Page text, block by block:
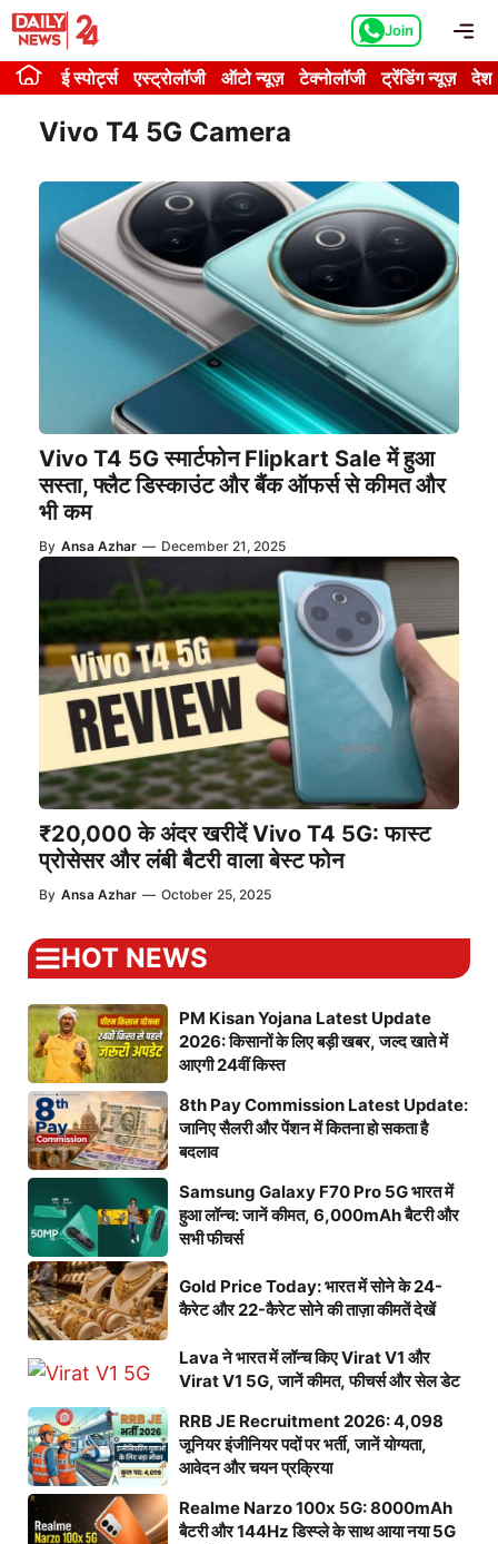
Skip
content
Join
ई स्पोर्ट्स एस्ट्रोलॉजी ऑटो न्यूज़ टेक्नोलॉजी ट्रेंडिंग न्यूज़ देश
Vivo T4 5G Camera
Vivo T4 5G स्मार्टफोन Flipkart Sale में हुआ
सस्ता, फ्लैट डिस्काउंट और बैंक ऑफर्स से कीमत और
भी कम
By Ansa Azhar — December 21, 2025
₹20,000 के अंदर खरीदें Vivo T4 5G: फास्ट
प्रोसेसर और लंबी बैटरी वाला बेस्ट फोन
By Ansa Azhar — October 25, 2025
HOT NEWS
PM Kisan Yojana Latest Update
2026: किसानों के लिए बड़ी खबर, जल्द खाते में
आएगी 24वीं किस्त
8th Pay Commission Latest Update:
जानिए सैलरी और पेंशन में कितना हो सकता है
बदलाव
Samsung Galaxy F70 Pro 5G भारत में
हुआ लॉन्च: जानें कीमत, 6,000mAh बैटरी और
सभी फीचर्स
Gold Price Today: भारत में सोने के 24-
कैरेट और 22-कैरेट सोने की ताज़ा कीमतें देखें
Lava ने भारत में लॉन्च किए Virat V1 और
Virat V1 5G, जानें कीमत, फीचर्स और सेल डेट
RRB JE Recruitment 2026: 4,098
जूनियर इंजीनियर पदों पर भर्ती, जानें योग्यता,
आवेदन और चयन प्रक्रिया
Realme Narzo 100x 5G: 8000mAh
बैटरी और 144Hz डिस्प्ले के साथ आया नया 5G